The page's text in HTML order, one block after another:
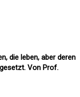
die leben, aber deren
Von Prof.